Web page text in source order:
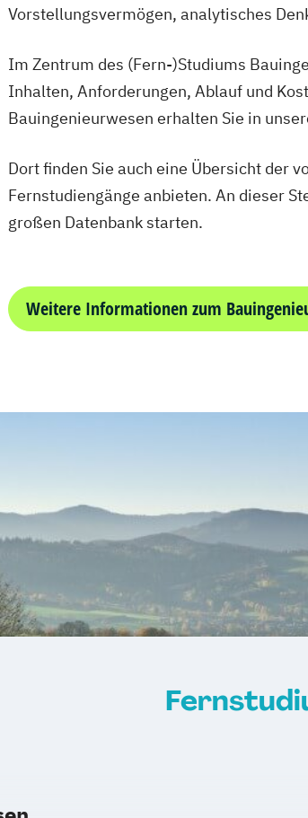
für Studierende
Mechatronik (M. Eng.) 3 oder
Medizintechnik (B.
Design
Venture Management
Software Engineering
Betriebswirtschaft Technische
6 oder 7 Semester
Künstliche
6 oder 7 Semester
Lebensmittel (B.
7 Semester
für Ingenieure
Vorstellungsvermögen, analytisches
Im Zentrum des (Fern-)Studiums
Inhalten, Anforderungen, Ablauf und
Bauingenieurwesen erhalten Sie in
Dort finden Sie auch eine Übersicht der
Fernstudiengänge anbieten. An dieser
großen Datenbank starten.
Weitere Informationen zum